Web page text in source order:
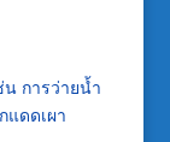
การว่ายน้ำ
แดดเผา